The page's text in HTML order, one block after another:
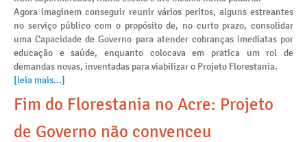
Agora imaginem conseguir reunir vários peritos, alguns estreantes
no serviço público com o propósito de, no curto prazo, consolidar
uma Capacidade de Governo para atender cobranças imediatas por
educação e saúde, enquanto colocava em pratica um rol de
demandas novas, inventadas para viabilizar o Projeto Florestania.
[leia mais...]
Fim do Florestania no Acre: Projeto
de Governo não convenceu